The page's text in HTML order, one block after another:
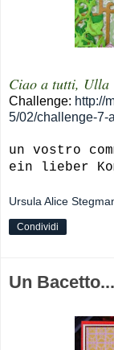
Ciao a tutti, Ulla
Challenge: http://
5/02/challenge-7-
un vostro
ein lieber
Ursula Alice
Condividi
Un